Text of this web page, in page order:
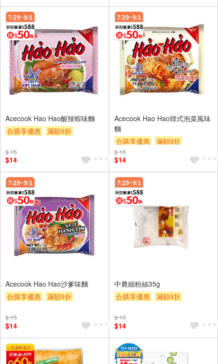
Acecook Hao Hao酸辣蝦味麵
合購享優惠
滿額9折
$ 15
$14
Acecook Hao Hao韓式泡菜風味
麵
合購享優惠
滿額9折
滿額贈券
$ 15
$14
Acecook Hao Hao沙爹味麵
合購享優惠
滿額9折
$ 15
$14
中農細粉絲35g
合購享優惠
滿額9折
$ 15
$14